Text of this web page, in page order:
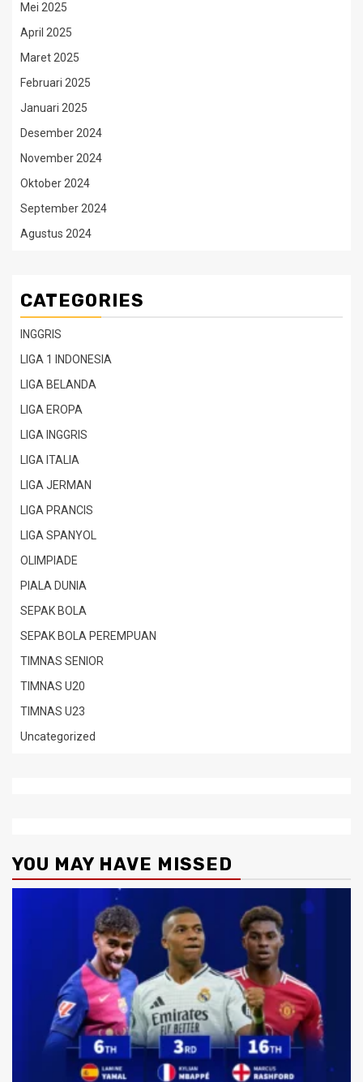
Mei 2025
April 2025
Maret 2025
Februari 2025
Januari 2025
Desember 2024
November 2024
Oktober 2024
September 2024
Agustus 2024
CATEGORIES
INGGRIS
LIGA 1 INDONESIA
LIGA BELANDA
LIGA EROPA
LIGA INGGRIS
LIGA ITALIA
LIGA JERMAN
LIGA PRANCIS
LIGA SPANYOL
OLIMPIADE
PIALA DUNIA
SEPAK BOLA
SEPAK BOLA PEREMPUAN
TIMNAS SENIOR
TIMNAS U20
TIMNAS U23
Uncategorized
YOU MAY HAVE MISSED